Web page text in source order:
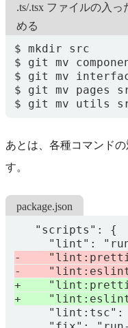
.ts/.tsx ファイルの入
める
$ git mv utils
あとは、各種コマンド
す。
package.json